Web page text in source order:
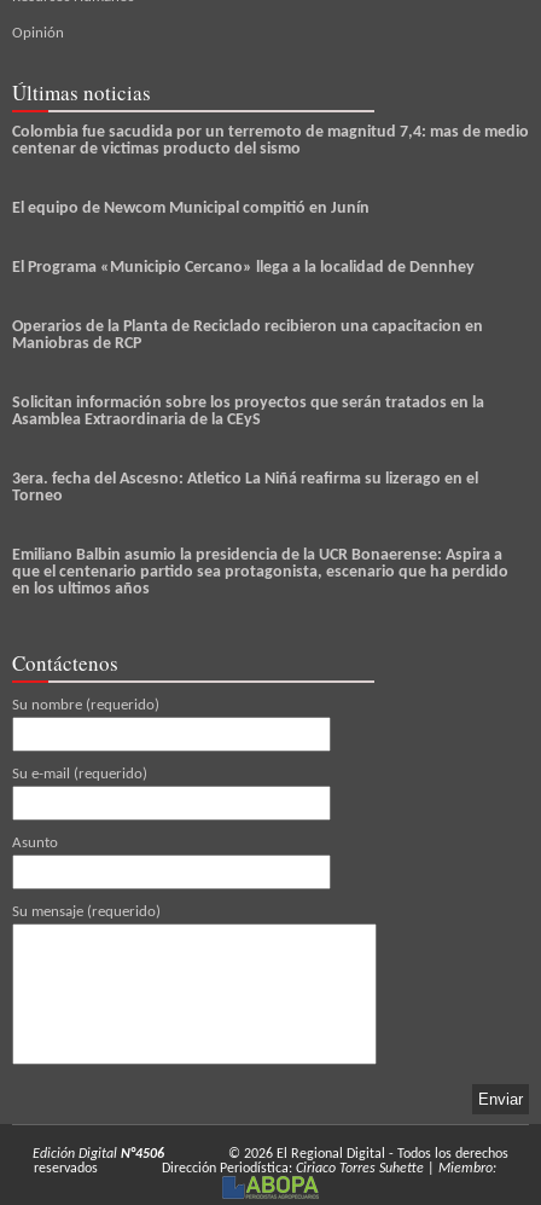
Opinión
Últimas noticias
Colombia fue sacudida por un terremoto de magnitud 7,4: mas de medio
centenar de victimas producto del sismo
El equipo de Newcom Municipal compitió en Junín
El Programa «Municipio Cercano» llega a la localidad de Dennhey
Operarios de la Planta de Reciclado recibieron una capacitacion en
Maniobras de RCP
Solicitan información sobre los proyectos que serán tratados en la
Asamblea Extraordinaria de la CEyS
3era. fecha del Ascesno: Atletico La Niñá reafirma su lizerago en el
Torneo
Emiliano Balbin asumio la presidencia de la UCR Bonaerense: Aspira a
que el centenario partido sea protagonista, escenario que ha perdido
en los ultimos años
Contáctenos
Su nombre (requerido)
Su e-mail (requerido)
Asunto
Su mensaje (requerido)
Edición Digital N°4506 © 2026 El Regional Digital - Todos los derechos
reservados
Dirección Periodística: Ciriaco Torres Suhette Miembro: